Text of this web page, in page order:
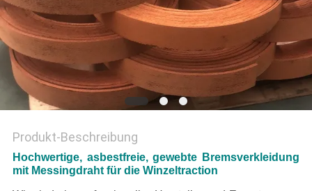
Produkt-Beschreibung
Hochwertige, asbestfreie, gewebte Bremsverkleidung
mit Messingdraht für die Winzeltraction